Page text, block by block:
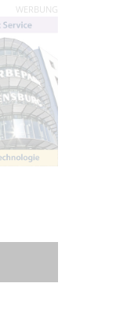
WERBUNG